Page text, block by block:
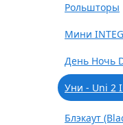
Рольшторы
Мини
День Ночь
Уни - Uni 2
Блэкаут